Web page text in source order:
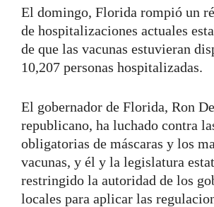
El domingo, Florida rompió un
de hospitalizaciones actuales
de que las vacunas estuvieran
10,207 personas hospitalizadas.
El gobernador de Florida, Ron
republicano, ha luchado contra
obligatorias de máscaras y los
vacunas, y él y la legislatura
restringido la autoridad de los
locales para aplicar las